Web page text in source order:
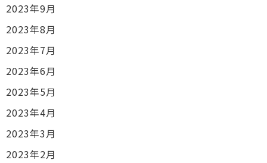
2023年9月
2023年8月
2023年7月
2023年6月
2023年5月
2023年4月
2023年3月
2023年2月